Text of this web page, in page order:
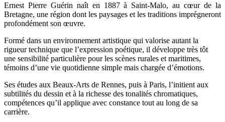
Ernest Pierre Guérin naît en 1887 à Saint-Malo, au cœur de la
Bretagne, une région dont les paysages et les traditions imprégneront
profondément son œuvre.
Formé dans un environnement artistique qui valorise autant la
rigueur technique que l’expression poétique, il développe très tôt
une sensibilité particulière pour les scènes rurales et maritimes,
témoins d’une vie quotidienne simple mais chargée d’émotions.
Ses études aux Beaux-Arts de Rennes, puis à Paris, l’initient aux
subtilités du dessin et à la richesse des tonalités chromatiques,
compétences qu’il applique avec constance tout au long de sa
carrière.